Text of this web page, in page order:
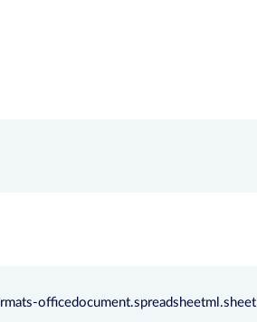
officedocument.spreadsheetml.sheet